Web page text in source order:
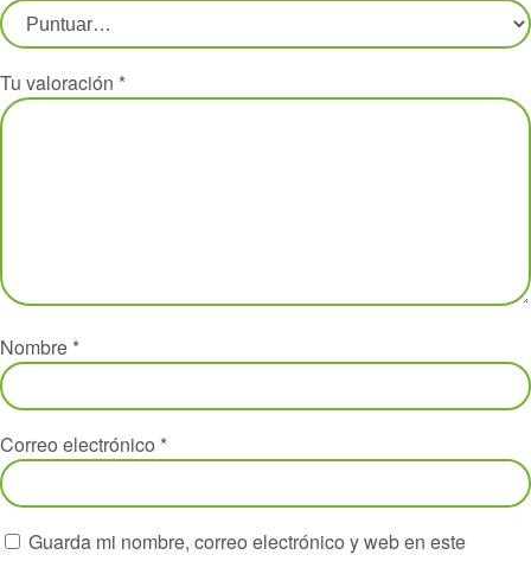
Tu valoración *
Nombre *
Correo electrónico *
Guarda mi nombre, correo electrónico y web en este